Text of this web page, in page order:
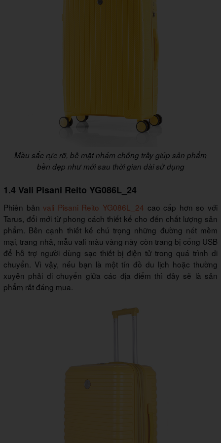
Màu sắc rực rỡ, bề mặt nhám chống trầy giúp sản phẩm
bền đẹp như mới sau thời gian dài sử dụng
1.4 Vali Pisani Reito YG086L_24
Phiên bảnvali Pisani Reito YG086L_24 cao cấp hơn so với
Tarus, đổi mới từ phong cách thiết kế cho đến chất lượng sản
phẩm. Bên cạnh thiết kế chú trọng những đường nét mềm
mại, trang nhã, mẫu vali màu vàng này còn trang bị cổng USB
để hỗ trợ người dùng sạc thiết bị điện tử trong quá trình di
chuyển. Vì vậy, nếu bạn là một tín đồ du lịch hoặc thường
xuyên phải di chuyển giữa các địa điểm thì đây sẽ là sản
phẩm rất đáng mua.